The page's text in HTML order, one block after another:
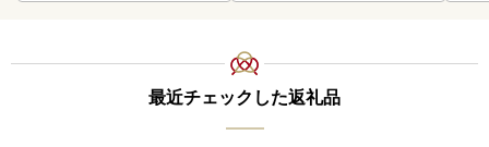
最近チェックした返礼品